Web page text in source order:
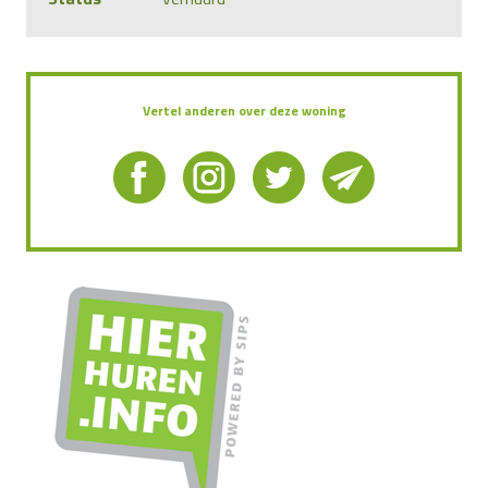
Vertel anderen over deze woning